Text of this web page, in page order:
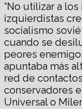
“No utilizar a
izquierdistas
socialismo
cuando se
peores
apuntaba más
red de
conservadores
Universal o